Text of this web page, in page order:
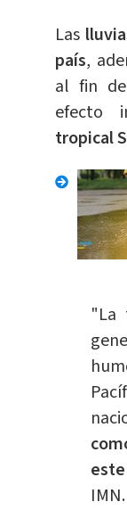
Las
país,
al fin
efecto
tropical
"La
IMN.